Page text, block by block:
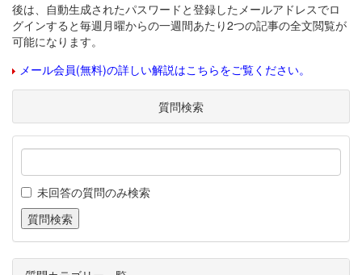
後は、自動生成されたパスワードと登録したメールアドレスでロ
グインすると毎週月曜からの一週間あたり2つの記事の全文閲覧が
可能になります。
メール会員(無料)の詳しい解説はこちらをご覧ください。
質問検索
未回答の質問のみ検索